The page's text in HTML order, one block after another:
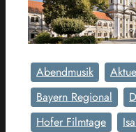
Abendmusik
Bayern Regional
Hofer Filmtage